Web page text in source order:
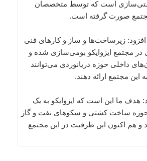
است که توسط متخصصان
صورت گرفته است.
افزود: زیرساخت‌ها و ساز و کارهای فنی
مجتمع ایزوایکو بومی‌سازی شده و
داخلی حوزه دریانوردی می‌توانند
مجتمع ارائه دهند.
هدف ما این است که ایزوایکو به یک
حوزه ساخت کشتی و سکوهای نفت و گاز
و هم اکنون این ظرفیت در این مجتمع